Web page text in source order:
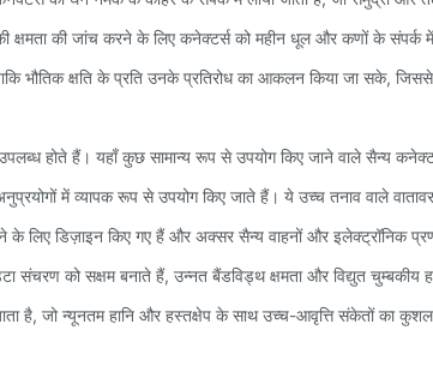
की जांच करने के लिए कनेक्टर्स को महीन धूल और कणों के संपर्क में
भौतिक क्षति के प्रति उनके प्रतिरोध का आकलन किया जा सके,
होते हैं। यहाँ कुछ सामान्य रूप से उपयोग किए जाने वाले सैन्य
में व्यापक रूप से उपयोग किए जाते हैं। ये उच्च तनाव वाले
डिज़ाइन किए गए हैं और अक्सर सैन्य वाहनों और इलेक्ट्रॉनिक
को सक्षम बनाते हैं, उन्नत बैंडविड्थ क्षमता और विद्युत चुम्बकीय
है, जो न्यूनतम हानि और हस्तक्षेप के साथ उच्च-आवृत्ति संकेतों का